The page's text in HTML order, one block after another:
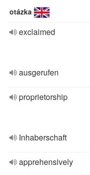
otázka
exclaimed
ausgerufen
proprietorship
Inhaberschaft
apprehensively